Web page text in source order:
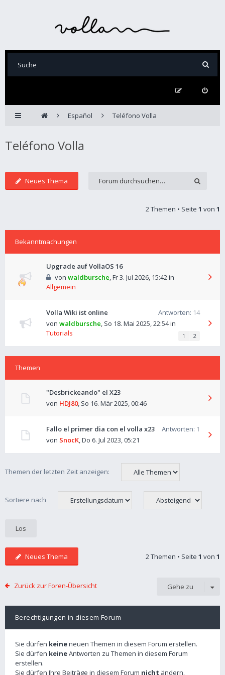
Español Teléfono Volla
Teléfono Volla
Neues Thema
2 Themen • Seite 1 von 1
Bekanntmachungen
Upgrade auf VollaOS 16
von waldbursche,Fr 3. Jul 2026, 15:42in
Allgemein
Volla Wiki ist online Antworten: 14
von waldbursche, So 18. Mai 2025, 22:54in
Tutorials
1 2
Themen
"Desbrickeando" el X23
von HDJ80, So 16. Mär 2025, 00:46
Fallo el primer dia con el volla x23 Antworten: 1
von SnocK,Do 6. Jul 2023, 05:21
Themen der letzten Zeit anzeigen:
Sortiere nach
Neues Thema 2 Themen • Seite 1 von 1
Zurück zur Foren-Übersicht Gehe zu
Berechtigungen in diesem Forum
Sie dürfen keineneuen Themen in diesem Forum erstellen.
Sie dürfen keineAntworten zu Themen in diesem Forum
erstellen.
Sie dürfen Ihre Beiträge in diesem Forum nicht ändern.